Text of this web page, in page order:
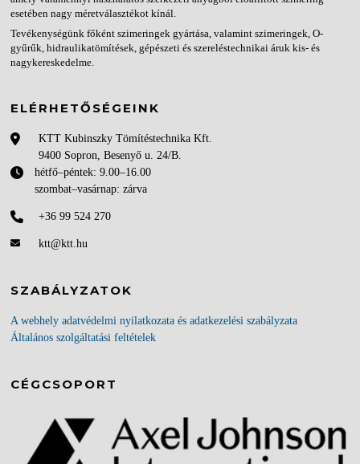
esetében nagy méretválasztékot kínál.
Tevékenységünk főként szimeringek gyártása, valamint szimeringek, O-
gyűrűk, hidraulikatömítések, gépészeti és szereléstechnikai áruk kis- és
nagykereskedelme.
ELÉRHETŐSÉGEINK
KTT Kubinszky Tömítéstechnika Kft.
9400 Sopron, Besenyő u. 24/B.
hétfő–péntek: 9.00–16.00
szombat–vasárnap: zárva
+36 99 524 270
ktt@ktt.hu
SZABÁLYZATOK
A webhely adatvédelmi nyilatkozata és adatkezelési szabályzata
Általános szolgáltatási feltételek
CÉGCSOPORT